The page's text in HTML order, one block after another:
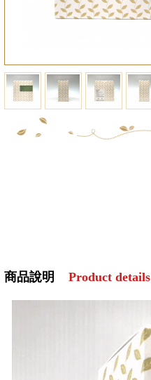
商品說明 Product details